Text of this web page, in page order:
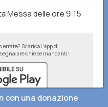
Messa delle ore 9:15
Scarica l'app di
chiese mancanti!
con una donazione